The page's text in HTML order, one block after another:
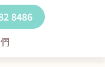
8486